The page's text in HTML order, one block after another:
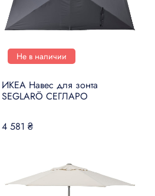
Не в наличии
ИКЕА Навес для зонта
SEGLARÖ СЕГЛАРО
4 581 ₴